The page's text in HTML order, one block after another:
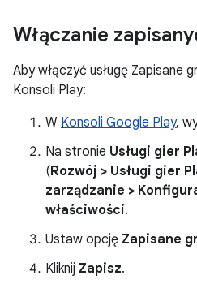
Włączanie
Aby włączyć usługę Zapisane
Konsoli Play:
W Konsoli Google Play,
Na stronie Usługi gier
(Rozwój > Usługi gier
zarządzanie >
właściwości.
Ustaw opcję Zapisane
Kliknij Zapisz.